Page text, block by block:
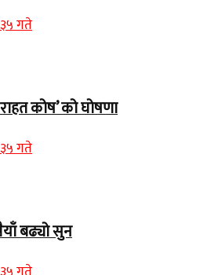
गते
कोष’ को घोषणा
गते
बढ्यो सुन